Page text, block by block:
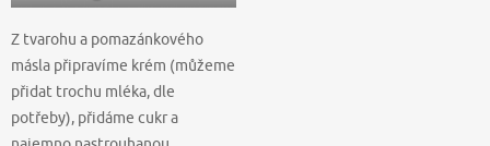
Z tvarohu a pomazánkového
másla připravíme krém (můžeme
přidat trochu mléka, dle
potřeby), přidáme cukr a